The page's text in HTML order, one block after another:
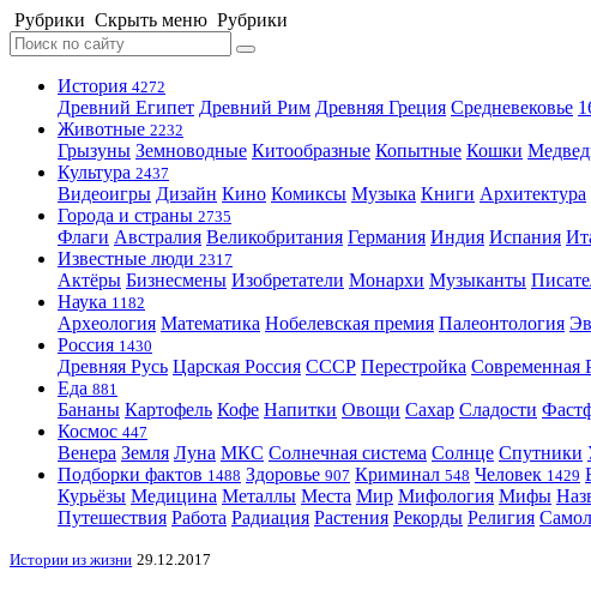
Рубрики Скрыть меню Рубрики
История 4272
Древний Египет Древний Рим Древняя Греция Средневековье
Животные 2232
Грызуны Земноводные Китообразные Копытные Кошки
Культура 2437
Видеоигры Дизайн Кино Комиксы Музыка Книги Архитектура
Города и страны 2735
Флаги Австралия Великобритания Германия Индия Испания
Известные люди 2317
Актёры Бизнесмены Изобретатели Монархи Музыканты
Наука 1182
Археология Математика Нобелевская премия Палеонтология
Россия 1430
Древняя Русь Царская Россия СССР Перестройка Современная
Еда 881
Бананы Картофель Кофе Напитки Овощи Сахар Сладости
Космос 447
Венера Земля Луна МКС Солнечная система Солнце Спутники
Подборки фактов 1488 Здоровье 907 Криминал 548 Человек 1429
Курьёзы Медицина Металлы Места Мир Мифология Мифы
Путешествия Работа Радиация Растения Рекорды Религия
Истории из жизни 29.12.2017